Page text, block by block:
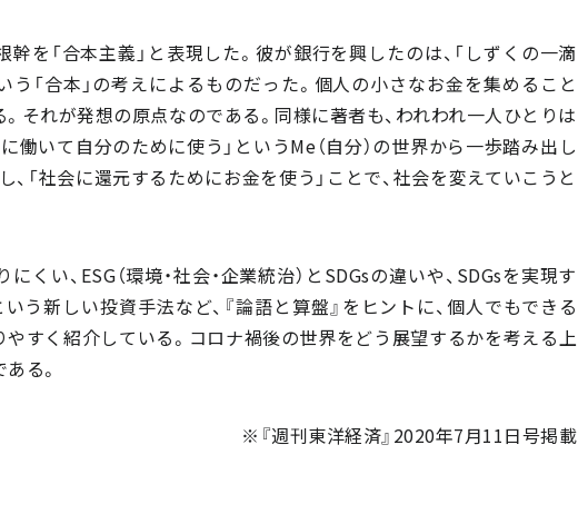
を「合本主義」と表現した。彼が銀行を興したのは、「しずくの一滴
う「合本」の考えによるものだった。個人の小さなお金を集めること
それが発想の原点なのである。同様に著者も、われわれ一人ひとりは
働いて自分のために使う」というMe（自分）の世界から一歩踏み出し
、「社会に還元するためにお金を使う」ことで、社会を変えていこうと
くい、ESG（環境・社会・企業統治）とSDGsの違いや、SDGsを実現す
う新しい投資手法など、『論語と算盤』をヒントに、個人でもできる
すく紹介している。コロナ禍後の世界をどう展望するかを考える上
る。
※『週刊東洋経済』2020年7月11日号掲載